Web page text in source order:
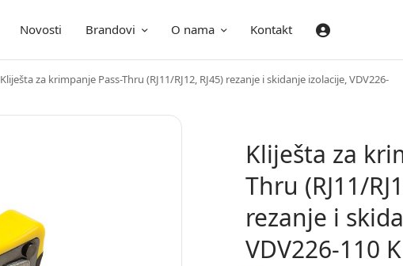
Novosti Brandovi O nama Kontakt Prijava
Kliješta za krimpanje Pass-Thru (RJ11/RJ12, RJ45) rezanje i skidanje izolacije, VDV226-
Kliješta za
Thru (RJ11/
rezanje i
VDV226-110